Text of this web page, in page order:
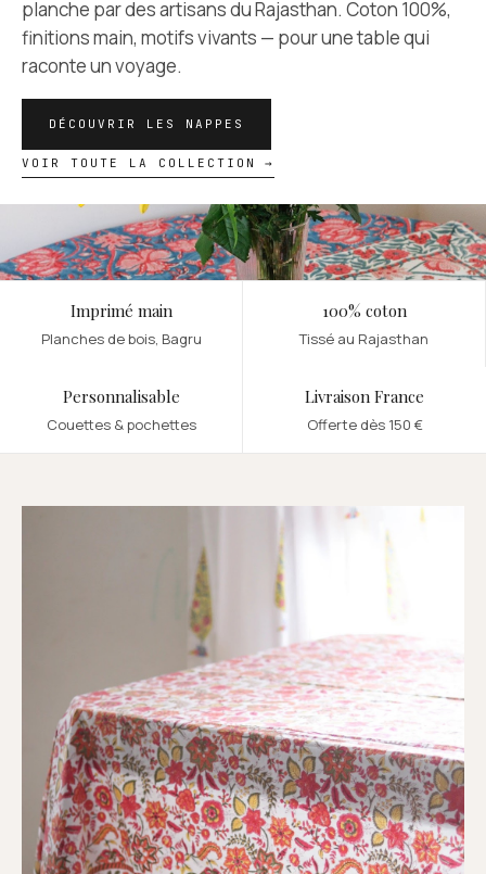
planche par des artisans du Rajasthan. Coton 100%,
finitions main, motifs vivants — pour une table qui
raconte un voyage.
DÉCOUVRIR LES NAPPES
VOIR TOUTE LA COLLECTION →
Imprimé main
Planches de bois, Bagru
100% coton
Tissé au Rajasthan
Personnalisable
Couettes & pochettes
Livraison France
Offerte dès 150 €